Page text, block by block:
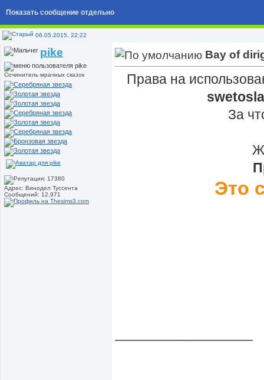
Показать сообщение отдельно
06.05.2015, 22:22
pike
Сочинитель мрачных сказок
Адрес: Винодел Туссента
Сообщений: 12,971
Bay of
Права на
За
Это